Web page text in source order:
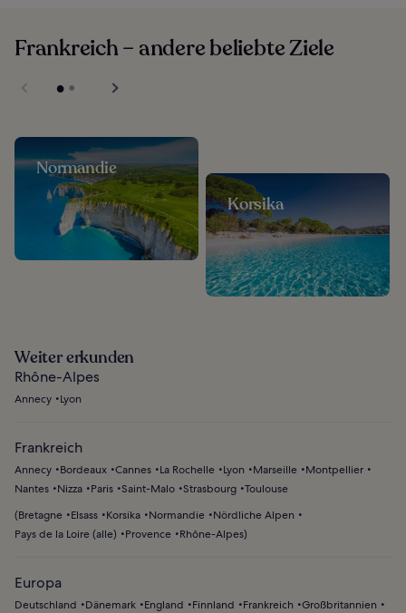
Frankreich – andere beliebte Ziele
Normandie
Korsika
Weiter erkunden
Rhône-Alpes
Annecy Lyon
Frankreich
Annecy Bordeaux Cannes La Rochelle Lyon Marseille
Montpellier
Nantes
Nizza Paris Saint-Malo Strasbourg Toulouse
(Bretagne Elsass Korsika Normandie
Nördliche Alpen
Pays de la Loire (alle)
Provence Rhône-Alpes)
Europa
Deutschland Dänemark England Finnland Frankreich
Großbritannien